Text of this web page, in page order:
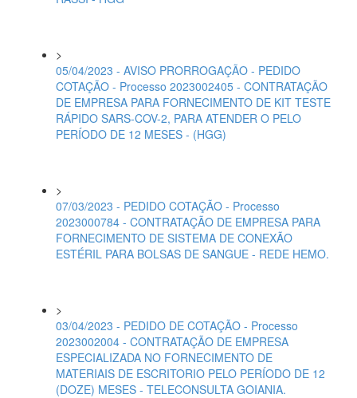
>
05/04/2023 - AVISO PRORROGAÇÃO - PEDIDO
COTAÇÃO - Processo 2023002405 - CONTRATAÇÃO
DE EMPRESA PARA FORNECIMENTO DE KIT TESTE
RÁPIDO SARS-COV-2, PARA ATENDER O PELO
PERÍODO DE 12 MESES - (HGG)
>
07/03/2023 - PEDIDO COTAÇÃO - Processo
2023000784 - CONTRATAÇÃO DE EMPRESA PARA
FORNECIMENTO DE SISTEMA DE CONEXÃO
ESTÉRIL PARA BOLSAS DE SANGUE - REDE HEMO.
>
03/04/2023 - PEDIDO DE COTAÇÃO - Processo
2023002004 - CONTRATAÇÃO DE EMPRESA
ESPECIALIZADA NO FORNECIMENTO DE
MATERIAIS DE ESCRITORIO PELO PERÍODO DE 12
(DOZE) MESES - TELECONSULTA GOIANIA.